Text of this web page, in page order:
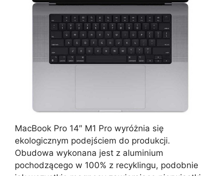
MacBook Pro 14″ M1 Pro wyróżnia się
ekologicznym podejściem do produkcji.
Obudowa wykonana jest z aluminium
pochodzącego w 100% z recyklingu, podobnie